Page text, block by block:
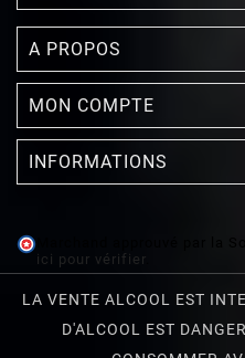
A PROPOS
MON COMPTE
INFORMATIONS
Marchand approuvé par la
ici pour vérifier
LA VENTE ALCOOL EST
D'ALCOOL EST